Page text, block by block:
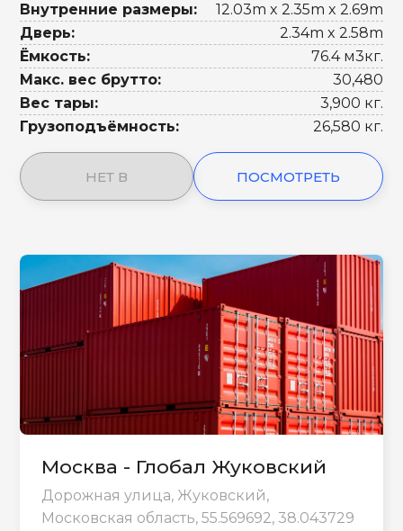
Внутренние размеры:
12.03m x 2.35m x 2.69m
Дверь:
2.34m x 2.58m
Ёмкость:
76.4 м3кг.
Макс. вес брутто:
30,480
Вес тары:
3,900 кг.
Грузоподъёмность:
26,580 кг.
НЕТ В ПОСМОТРЕТЬ
Москва - Глобал Жуковский
Дорожная улица, Жуковский,
Московская область, 55.569692, 38.043729